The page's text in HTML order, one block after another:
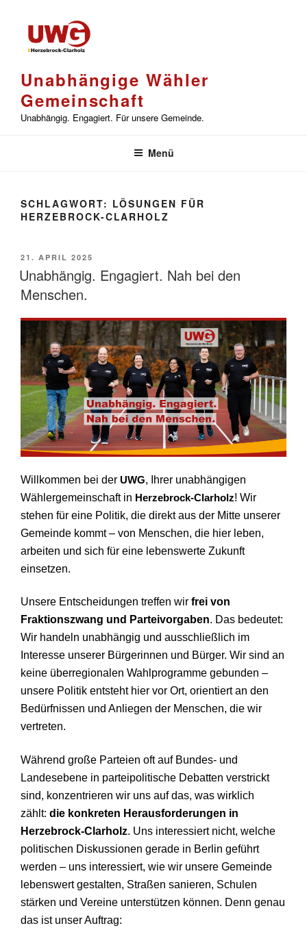
springen
Unabhängige Wähler
Gemeinschaft
Unabhängig. Engagiert. Für unsere Gemeinde.
Menü
SCHLAGWORT: LÖSUNGEN FÜR
HERZEBROCK-CLARHOLZ
VERÖFFENTLICHT
AM
21. APRIL 2025
Unabhängig. Engagiert. Nah bei den
Menschen.
Willkommen bei der UWG, Ihrer unabhängigen
Wählergemeinschaft in Herzebrock-Clarholz! Wir
stehen für eine Politik, die direkt aus der Mitte unserer
Gemeinde kommt – von Menschen, die hier leben,
arbeiten und sich für eine lebenswerte Zukunft
einsetzen.
Unsere Entscheidungen treffen wir frei von
Fraktionszwang und Parteivorgaben. Das bedeutet:
Wir handeln unabhängig und ausschließlich im
Interesse unserer Bürgerinnen und Bürger. Wir sind an
keine überregionalen Wahlprogramme gebunden –
unsere Politik entsteht hier vor Ort, orientiert an den
Bedürfnissen und Anliegen der Menschen, die wir
vertreten.
Während große Parteien oft auf Bundes- und
Landesebene in parteipolitische Debatten verstrickt
sind, konzentrieren wir uns auf das, was wirklich
zählt: die konkreten Herausforderungen in
Herzebrock-Clarholz. Uns interessiert nicht, welche
politischen Diskussionen gerade in Berlin geführt
werden – uns interessiert, wie wir unsere Gemeinde
lebenswert gestalten, Straßen sanieren, Schulen
stärken und Vereine unterstützen können. Denn genau
das ist unser Auftrag: